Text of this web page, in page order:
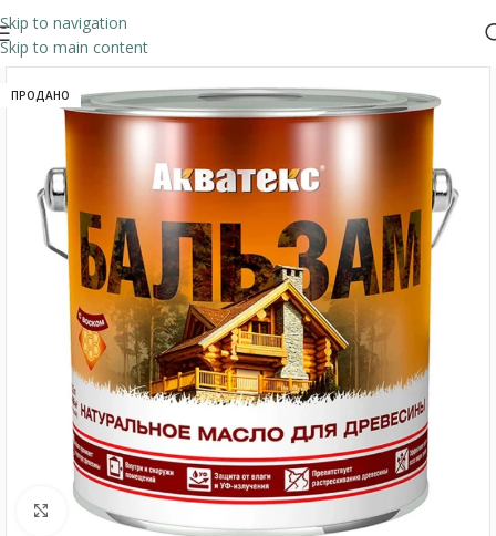
Skip to navigation
Skip to main content
ПРОДАНО
Нажмите, чтобы увеличить